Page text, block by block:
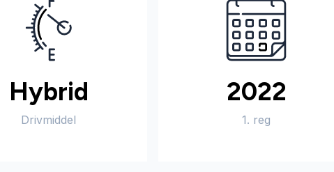
Hybrid
Drivmiddel
2022
1. reg